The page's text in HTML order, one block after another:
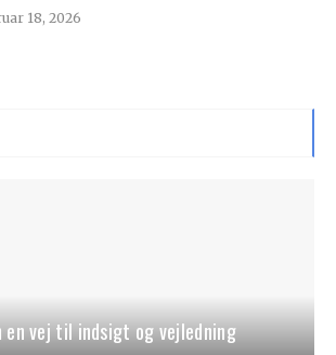
18, 2026
en vej til indsigt og vejledning